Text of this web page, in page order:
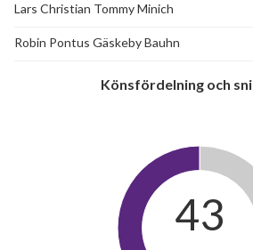
Lars Christian Tommy Minich
Robin Pontus Gäskeby Bauhn
Könsfördelning och
43